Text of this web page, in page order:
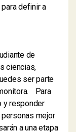
definir a
de
ciencias,
ser parte
Para
y responder
mejor
a una etapa